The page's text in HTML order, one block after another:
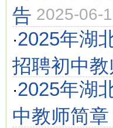
告 2025-06-
·2025年湖
招聘初中
·2025年湖
中教师简章